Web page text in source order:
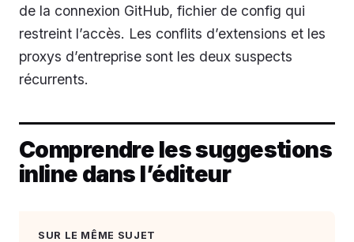
de la connexion GitHub, fichier de config qui
restreint l’accès. Les conflits d’extensions et les
proxys d’entreprise sont les deux suspects
récurrents.
Comprendre les suggestions
inline dans l’éditeur
SUR LE MÊME SUJET